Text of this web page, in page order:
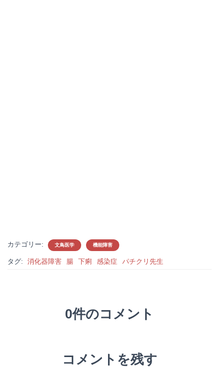
カテゴリー: 文鳥医学 機能障害
タグ: 消化器障害 腸 下痢 感染症 パチクリ先生
0件のコメント
コメントを残す